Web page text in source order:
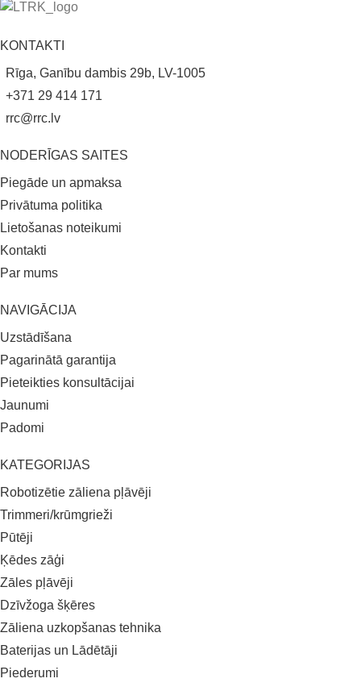
KATEGORIJAS
Robotizētie zāliena pļāvēji
Trimmeri/krūmgrieži
Pūtēji
Ķēdes zāģi
Zāles pļāvēji
Dzīvžoga šķēres
Zāliena uzkopšanas tehnika
Baterijas un Lādētāji
Piederumi
NAVIGĀCIJA
Uzstādīšana
Pagarinātā garantija
Pieteikties konsultācijai
Jaunumi
Padomi
NODERĪGAS SAITES
Piegāde un apmaksa
Privātuma politika
Lietošanas noteikumi
Kontakti
Par mums
KONTAKTI
Rīga, Ganību dambis 29b, LV-1005
+371 29 414 171
rrc@rrc.lv